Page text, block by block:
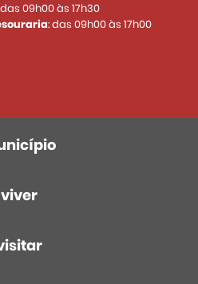
09h00 às 17h30
: das 09h00 às 17h00
viver